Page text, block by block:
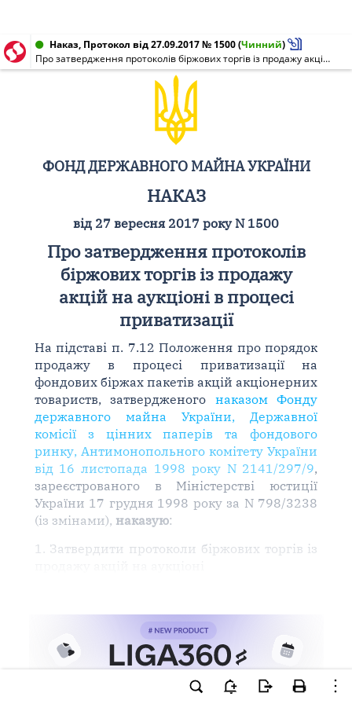
Наказ, Протокол від 27.09.2017 № 1500(Чинний)
Про затвердження протоколів біржових торгів із продажу акцій на аукціоні в процесі приватизації
ФОНД ДЕРЖАВНОГО МАЙНА УКРАЇНИ
НАКАЗ
від 27 вересня 2017 року N 1500
Про затвердження протоколів
біржових торгів із продажу
акцій на аукціоні в процесі
приватизації
На підставі п. 7.12 Положення про порядок
продажу в процесі приватизації на
фондових біржах пакетів акцій акціонерних
товариств, затвердженого наказом Фонду
державного майна України, Державної
комісії з цінних паперів та фондового
ринку, Антимонопольного комітету України
від 16 листопада 1998 року N 2141/297/9,
зареєстрованого в Міністерстві юстиції
України 17 грудня 1998 року за N 798/3238
(із змінами), наказую:
1. Затвердити протоколи біржових торгів із